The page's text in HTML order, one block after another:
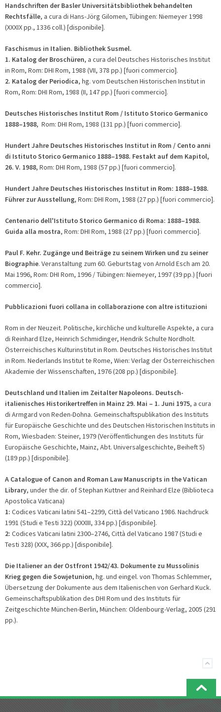
Handschriften der Basler Universitätsbibliothek behandelten
Rechtsfälle, a cura di Hans-Jörg Gilomen, Tübingen: Niemeyer 1998
(XXXIX pp., 1336 coll.) [disponibile].
Faschismus in Italien. Bibliothek Susmel.
1. Katalog der Broschüren, a cura del Deutsches Historisches Institut
in Rom, Rom: DHI Rom, 1988 (VII, 378 pp.) [fuori commercio].
2. Katalog der Periodica, hg. vom Deutschen Historischen Institut in
Rom, Rom: DHI Rom, 1988 (II, 147 pp.) [fuori commercio].
Deutsches Historisches Institut Rom / Istituto Storico Germanico
1888–1988, Rom: DHI Rom, 1988 (131 pp.) [fuori commercio].
Hundert Jahre Deutsches Historisches Institut in Rom / Cento anni
di Istituto Storico Germanico 1888–1988. Festakt auf dem Kapitol,
26. V. 1988, Rom: DHI Rom, 1988 (57 pp.) [fuori commercio].
Hundert Jahre Deutsches Historisches Institut in Rom: 1888–1988.
Führer zur Ausstellung, Rom: DHI Rom, 1988 (27 pp.) [fuori commercio].
Centenario dell'Istituto Storico Germanico di Roma: 1888–1988.
Guida alla mostra, Rom: DHI Rom, 1988 (27 pp.) [fuori commercio].
Paul F. Kehr. Zugänge und Beiträge zu seinem Wirken und zu seiner
Biographie. Veranstaltung zum 60. Geburtstag von Arnold Esch am 20.
Mai 1996, Rom: DHI Rom, 1996 / Tübingen: Niemeyer, 1997 (39 pp.) [fuori
commercio].
Pubblicazioni fuori collana in collaborazione con altre istituzioni
Rom in der Neuzeit. Politische, kirchliche und kulturelle Aspekte, a cura
di Reinhard Elze, Heinrich Schmidinger, Hendrik Schulte Nordholt.
Österreichisches Kulturinstitut in Rom. Deutsches Historisches Institut
in Rom. Nederlands Institut te Rome, Wien: Verlag der Österreichischen
Akademie der Wissenschaften, 1976 (208 pp.) [disponibile].
Deutschland und Italien im Zeitalter Napoleons. Deutsch-
italienisches Historikertreffen in Mainz 29. Mai – 1. Juni 1975, a cura
di Armgard von Reden-Dohna. Gemeinschaftspublikation des Instituts
für Europäische Geschichte und des Deutschen Historischen Instituts in
Rom, Wiesbaden: Steiner, 1979 (Veröffentlichungen des Instituts für
Europäische Geschichte, Mainz, Abt. Universalgeschichte, Beiheft 5)
(189 pp.) [disponibile].
A Catalogue of Canon and Roman Law Manuscripts in the Vatican
Library, under the dir. of Stephan Kuttner and Reinhard Elze (Biblioteca
Apostolica Vaticana)
1: Codices Vaticani latini 541–2299, Città del Vaticano 1986. Nachdruck
1991 (Studi e Testi 322) (XXXIII, 334 pp.) [disponibile].
2: Codices Vaticani latini 2300–2746, Città del Vaticano 1987 (Studi e
Testi 328) (XXX, 366 pp.) [disponibile].
Die Italiener an der Ostfront 1942/43. Dokumente zu Mussolinis
Krieg gegen die Sowjetunion, hg. und eingel. von Thomas Schlemmer,
Übersetzung der Dokumente aus dem Italienischen von Gerhard Kuck.
Gemeinschaftspublikation des DHI Rom und des Instituts für
Zeitgeschichte München-Berlin, München: Oldenbourg-Verlag, 2005 (291
pp.).